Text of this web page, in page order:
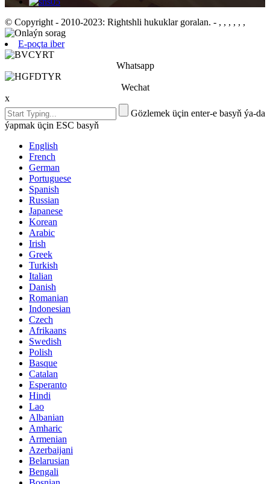
© Copyright - 2010-2023: Rightshli hukuklar goralan. - , , , , , ,
E-poçta iber
Whatsapp
Wechat
x
Gözlemek üçin enter-e basyň ýa-da
ýapmak üçin ESC basyň
English
French
German
Portuguese
Spanish
Russian
Japanese
Korean
Arabic
Irish
Greek
Turkish
Italian
Danish
Romanian
Indonesian
Czech
Afrikaans
Swedish
Polish
Basque
Catalan
Esperanto
Hindi
Lao
Albanian
Amharic
Armenian
Azerbaijani
Belarusian
Bengali